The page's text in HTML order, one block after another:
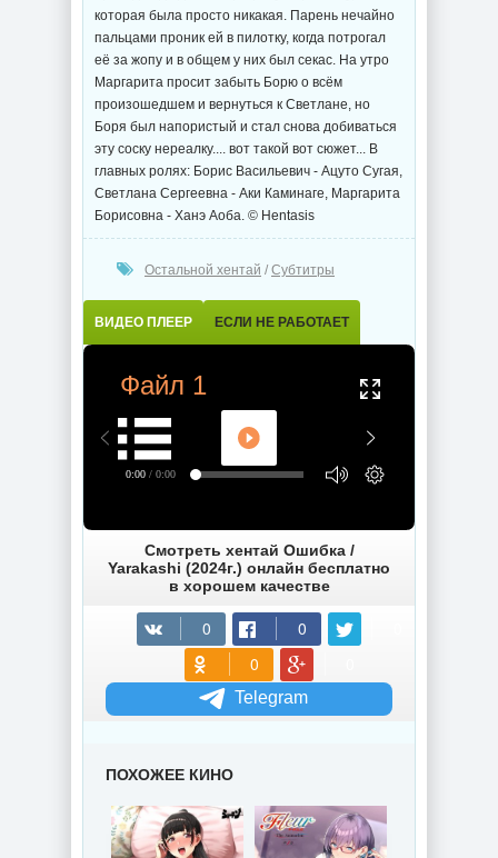
которая была просто никакая. Парень нечайно
пальцами проник ей в пилотку, когда потрогал
её за жопу и в общем у них был секас. На утро
Маргарита просит забыть Борю о всём
произошедшем и вернуться к Светлане, но
Боря был напористый и стал снова добиваться
эту соску нереалку.... вот такой вот сюжет... В
главных ролях: Борис Васильевич - Ацуто Сугая,
Светлана Сергеевна - Аки Каминаге, Маргарита
Борисовна - Ханэ Аоба. © Hentasis
Остальной хентай / Субтитры
ВИДЕО ПЛЕЕР ЕСЛИ НЕ РАБОТАЕТ
Файл 1
0:00 / 0:00
Смотреть хентай Ошибка /
Yarakashi (2024г.) онлайн бесплатно
в хорошем качестве
Telegram
ПОХОЖЕЕ КИНО